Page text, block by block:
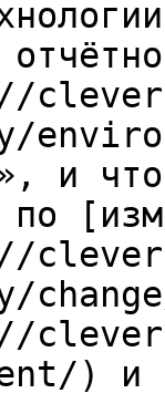
и
по
) и